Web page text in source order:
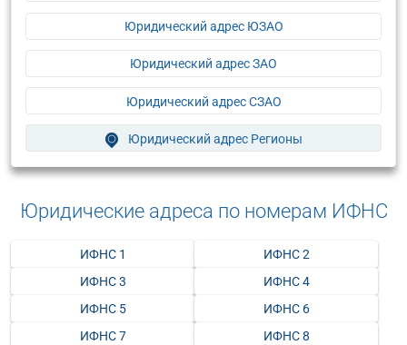
Юридический адрес ЮЗАО
Юридический адрес ЗАО
Юридический адрес СЗАО
Юридический адрес Регионы
Юридические адреса по номерам ИФНС
ИФНС 1
ИФНС 2
ИФНС 3
ИФНС 4
ИФНС 5
ИФНС 6
ИФНС 7
ИФНС 8